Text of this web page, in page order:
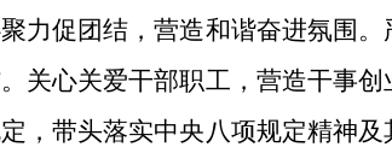
力促团结，营造和谐奋进氛围
关心关爱干部职工，营造干事
，带头落实中央八项规定精神